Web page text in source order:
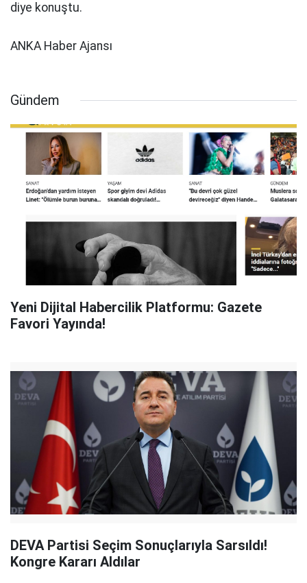
diye konuştu.
ANKA Haber Ajansı
Gündem
Yeni Dijital Habercilik Platformu: Gazete
Favori Yayında!
DEVA Partisi Seçim Sonuçlarıyla Sarsıldı!
Kongre Kararı Aldılar